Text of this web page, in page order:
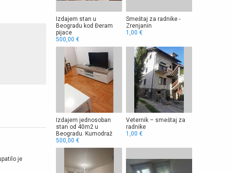
je
Izdajem stan u
Beogradu kod Đeram
pijace
500,00 €
Smeštaj za radnike -
Zrenjanin
1,00 €
Izdajem jednosoban
stan od 40m2 u
Beogradu. Kumodraž
500,00 €
Veternik – smeštaj za
radnike
1,00 €